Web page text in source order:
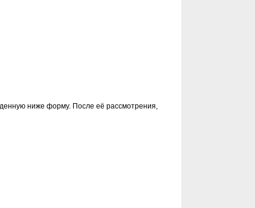
ниже форму. После её рассмотрения,